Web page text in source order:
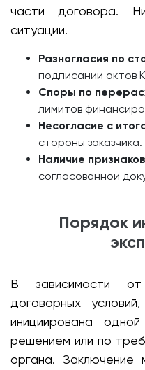
части договора.
ситуации.
Разногласия по
подписании актов
Споры по
лимитов
Несогласие с
стороны заказчика.
Наличие
согласованной
Порядок
В зависимости
договорных
инициирована
решением или по
органа. Заключение